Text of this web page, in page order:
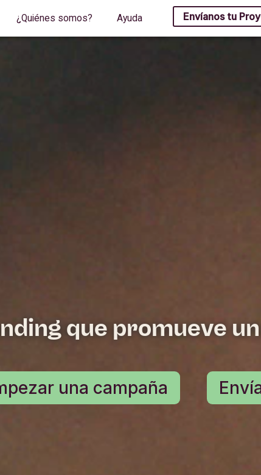
¿Quiénes somos? Ayuda Envíanos tu
que promueve
una campaña